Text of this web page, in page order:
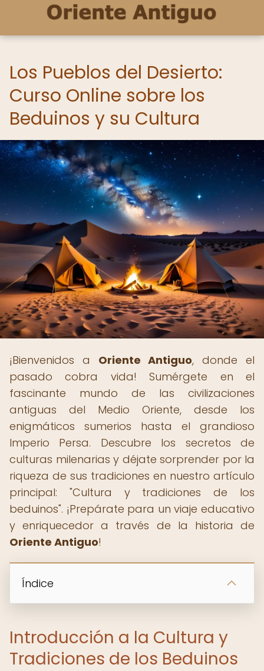
Los Pueblos del Desierto:
Curso Online sobre los
Beduinos y su Cultura
¡Bienvenidos a Oriente Antiguo, donde el
pasado cobra vida! Sumérgete en el
fascinante mundo de las civilizaciones
antiguas del Medio Oriente, desde los
enigmáticos sumerios hasta el grandioso
Imperio Persa. Descubre los secretos de
culturas milenarias y déjate sorprender por la
riqueza de sus tradiciones en nuestro artículo
principal: "Cultura y tradiciones de los
beduinos". ¡Prepárate para un viaje educativo
y enriquecedor a través de la historia de
Oriente Antiguo!
Índice
Introducción a la Cultura y
Tradiciones de los Beduinos